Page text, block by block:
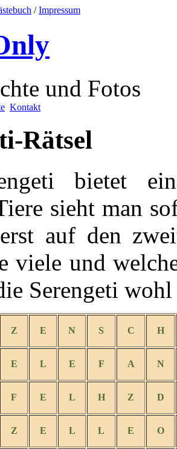
/Impressum
und Fotos
Kontakt
Rätsel
bietet
sieht man
auf den
viele und
Serengeti
Z E N S C H
E L E F A N
F E L H Z D
Z E L L E O